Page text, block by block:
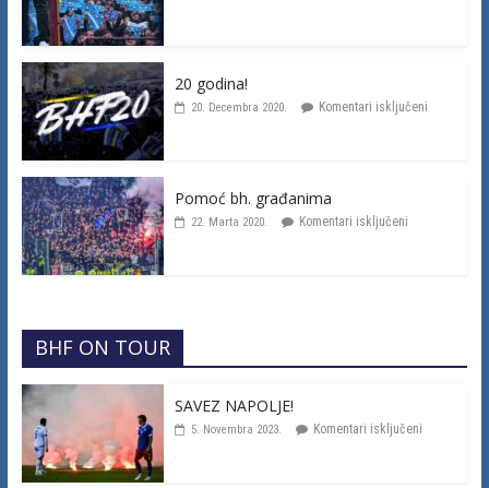
20 godina!
20. Decembra 2020. Komentari isključeni
Pomoć bh. građanima
22. Marta 2020. Komentari isključeni
BHF ON TOUR
SAVEZ NAPOLJE!
5. Novembra 2023. Komentari isključeni